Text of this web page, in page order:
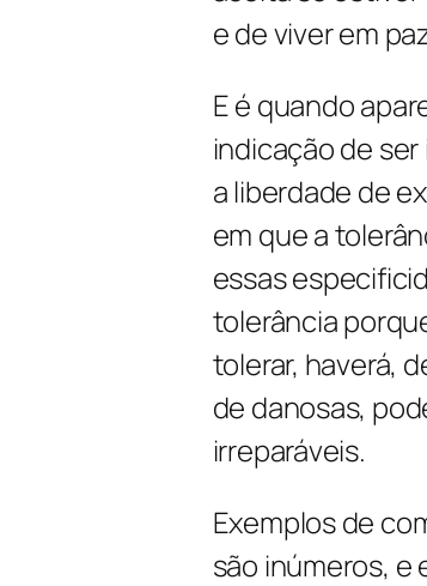
e de viver em
E é quando
indicação de
a liberdade de
em que a
essas
tolerância
tolerar, haverá,
de danosas,
irreparáveis.
Exemplos de
são inúmeros, e